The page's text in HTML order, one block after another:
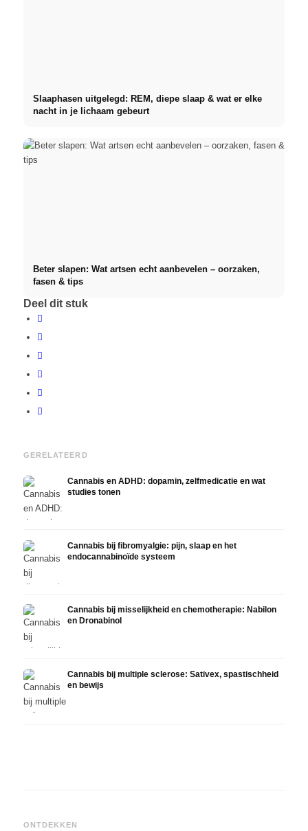
Slaaphasen uitgelegd: REM, diepe slaap & wat er elke
nacht in je lichaam gebeurt
Beter slapen: Wat artsen echt aanbevelen – oorzaken,
fasen & tips
Deel dit stuk
GERELATEERD
Cannabis en ADHD: dopamin, zelfmedicatie en wat
studies tonen
Cannabis bij fibromyalgie: pijn, slaap en het
endocannabinoïde systeem
Cannabis bij misselijkheid en chemotherapie: Nabilon
en Dronabinol
Cannabis bij multiple sclerose: Sativex, spastischheid
en bewijs
ONTDEKKEN
Epidiolex en de huidige stand